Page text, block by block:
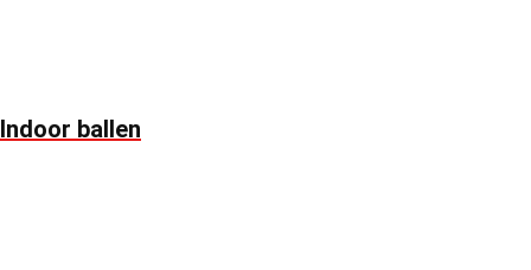
Indoor ballen